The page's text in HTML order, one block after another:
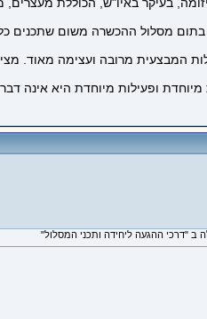
מסלול ההכשרה משום שתכנים כל
המבצעית מרובה ועצימה מאוד.
ופעילות מיוחדת היא אינה